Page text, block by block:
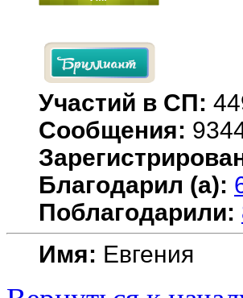
Участий в СП:
Сообщения:
Благодарил (а):
Поблагодарили:
Имя: Евгения